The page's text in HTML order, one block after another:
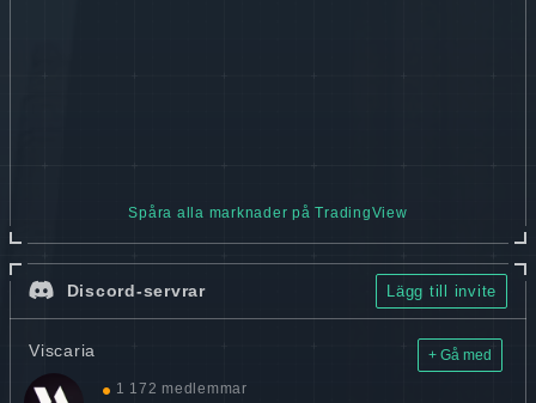
Spåra alla marknader på TradingView
Discord-servrar Lägg till invite
Viscaria
1 172 medlemmar
+ Gå med